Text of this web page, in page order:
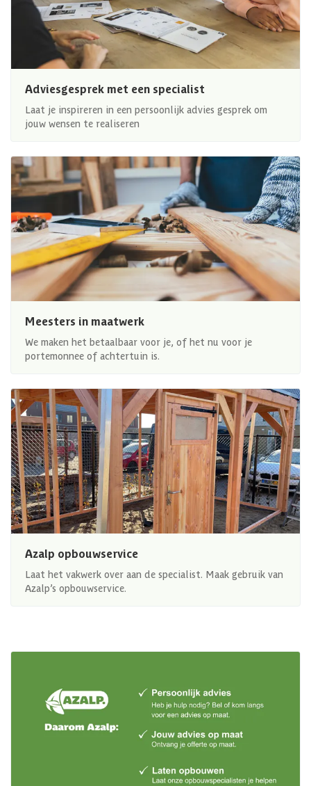
Adviesgesprek met een specialist
Laat je inspireren in een persoonlijk advies gesprek om
jouw wensen te realiseren
Meesters in maatwerk
We maken het betaalbaar voor je, of het nu voor je
portemonnee of achtertuin is.
Azalp opbouwservice
Laat het vakwerk over aan de specialist. Maak gebruik van
Azalp’s opbouwservice.